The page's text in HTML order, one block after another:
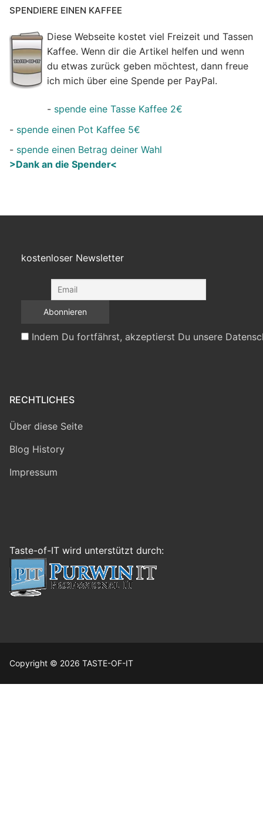
SPENDIERE EINEN KAFFEE
Diese Webseite kostet viel Freizeit und Tassen
Kaffee. Wenn dir die Artikel helfen und wenn
du etwas zurück geben möchtest, dann freue
ich mich über eine Spende per PayPal.
- spende eine Tasse Kaffee 2€
- spende einen Pot Kaffee 5€
- spende einen Betrag deiner Wahl
>Dank an die Spender<
kostenloser Newsletter
Indem Du fortfährst, akzeptierst Du unsere
RECHTLICHES
Über diese Seite
Blog History
Impressum
Taste-of-IT wird unterstützt durch:
Copyright © 2026 TASTE-OF-IT